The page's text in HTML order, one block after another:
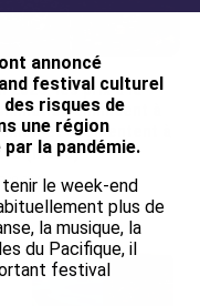
2026, les prix à la
diminuent à
et augmentent à
(Insee)
2026
annoncé
festival culturel
risques de
une région
la pandémie.
le week-end
plus de
la musique, la
du Pacifique, il
festival